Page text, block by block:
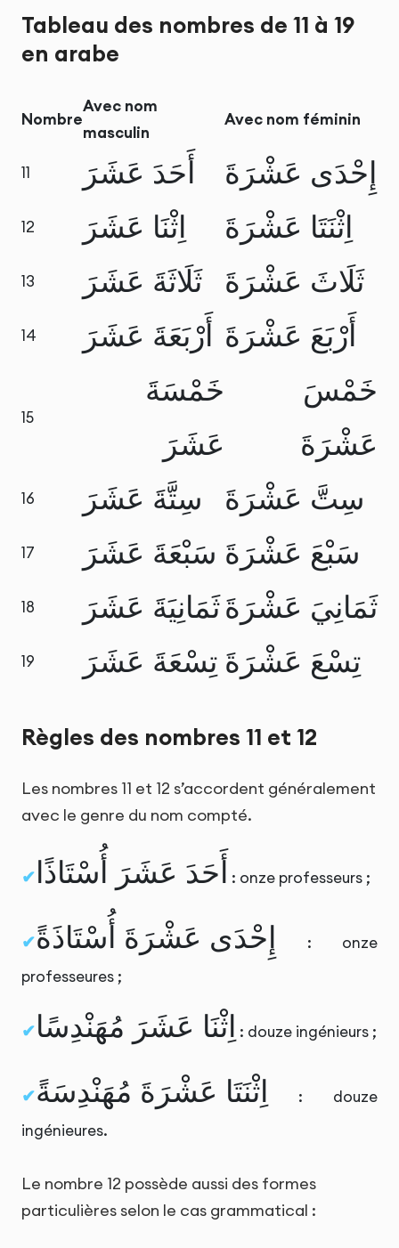
Tableau des nombres de 11 à 19
en arabe
Nombre
Avec nom
masculin
Avec nom féminin
11 أَحَدَ عَشَرَ إِحْدَى عَشْرَةَ
12 اِثْنَا عَشَرَ اِثْنَتَا عَشْرَةَ
13 ثَلَاثَةَ عَشَرَ ثَلَاثَ عَشْرَةَ
14 أَرْبَعَةَ عَشَرَ أَرْبَعَ عَشْرَةَ
15
خَمْسَةَ
عَشَرَ
خَمْسَ
عَشْرَةَ
16 سِتَّةَ عَشَرَ سِتَّ عَشْرَةَ
17 سَبْعَةَ عَشَرَ سَبْعَ عَشْرَةَ
18 ثَمَانِيَةَ عَشَرَثَمَانِيَ عَشْرَةَ
19 تِسْعَةَ عَشَرَ تِسْعَ عَشْرَةَ
Règles des nombres 11 et 12
Les nombres 11 et 12 s’accordent généralement
avec le genre du nom compté.
أَحَدَ عَشَرَ أُسْتَاذًا : onze professeurs ;
إِحْدَى عَشْرَةَ أُسْتَاذَةً
: onze
professeures ;
اِثْنَا عَشَرَ مُهَنْدِسًا : douze ingénieurs ;
اِثْنَتَا عَشْرَةَ مُهَنْدِسَةً
: douze
ingénieures.
Le nombre 12 possède aussi des formes
particulières selon le cas grammatical :